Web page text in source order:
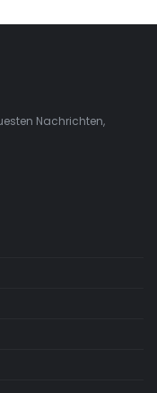
Nachrichten,